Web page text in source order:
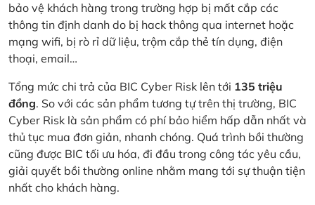
bảo vệ khách hàng trong trường hợp bị mất cắp các
thông tin định danh do bị hack thông qua internet hoặc
mạng wifi, bị rò rỉ dữ liệu, trộm cắp thẻ tín dụng, điện
thoại, email…
Tổng mức chi trả của BIC Cyber Risk lên tới 135 triệu
đồng. So với các sản phẩm tương tự trên thị trường, BIC
Cyber Risk là sản phẩm có phí bảo hiểm hấp dẫn nhất và
thủ tục mua đơn giản, nhanh chóng. Quá trình bồi thường
cũng được BIC tối ưu hóa, đi đầu trong công tác yêu cầu,
giải quyết bồi thường online nhằm mang tới sự thuận tiện
nhất cho khách hàng.